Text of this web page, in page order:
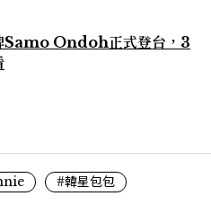
Samo Ondoh正式登台，3
#韓星包包